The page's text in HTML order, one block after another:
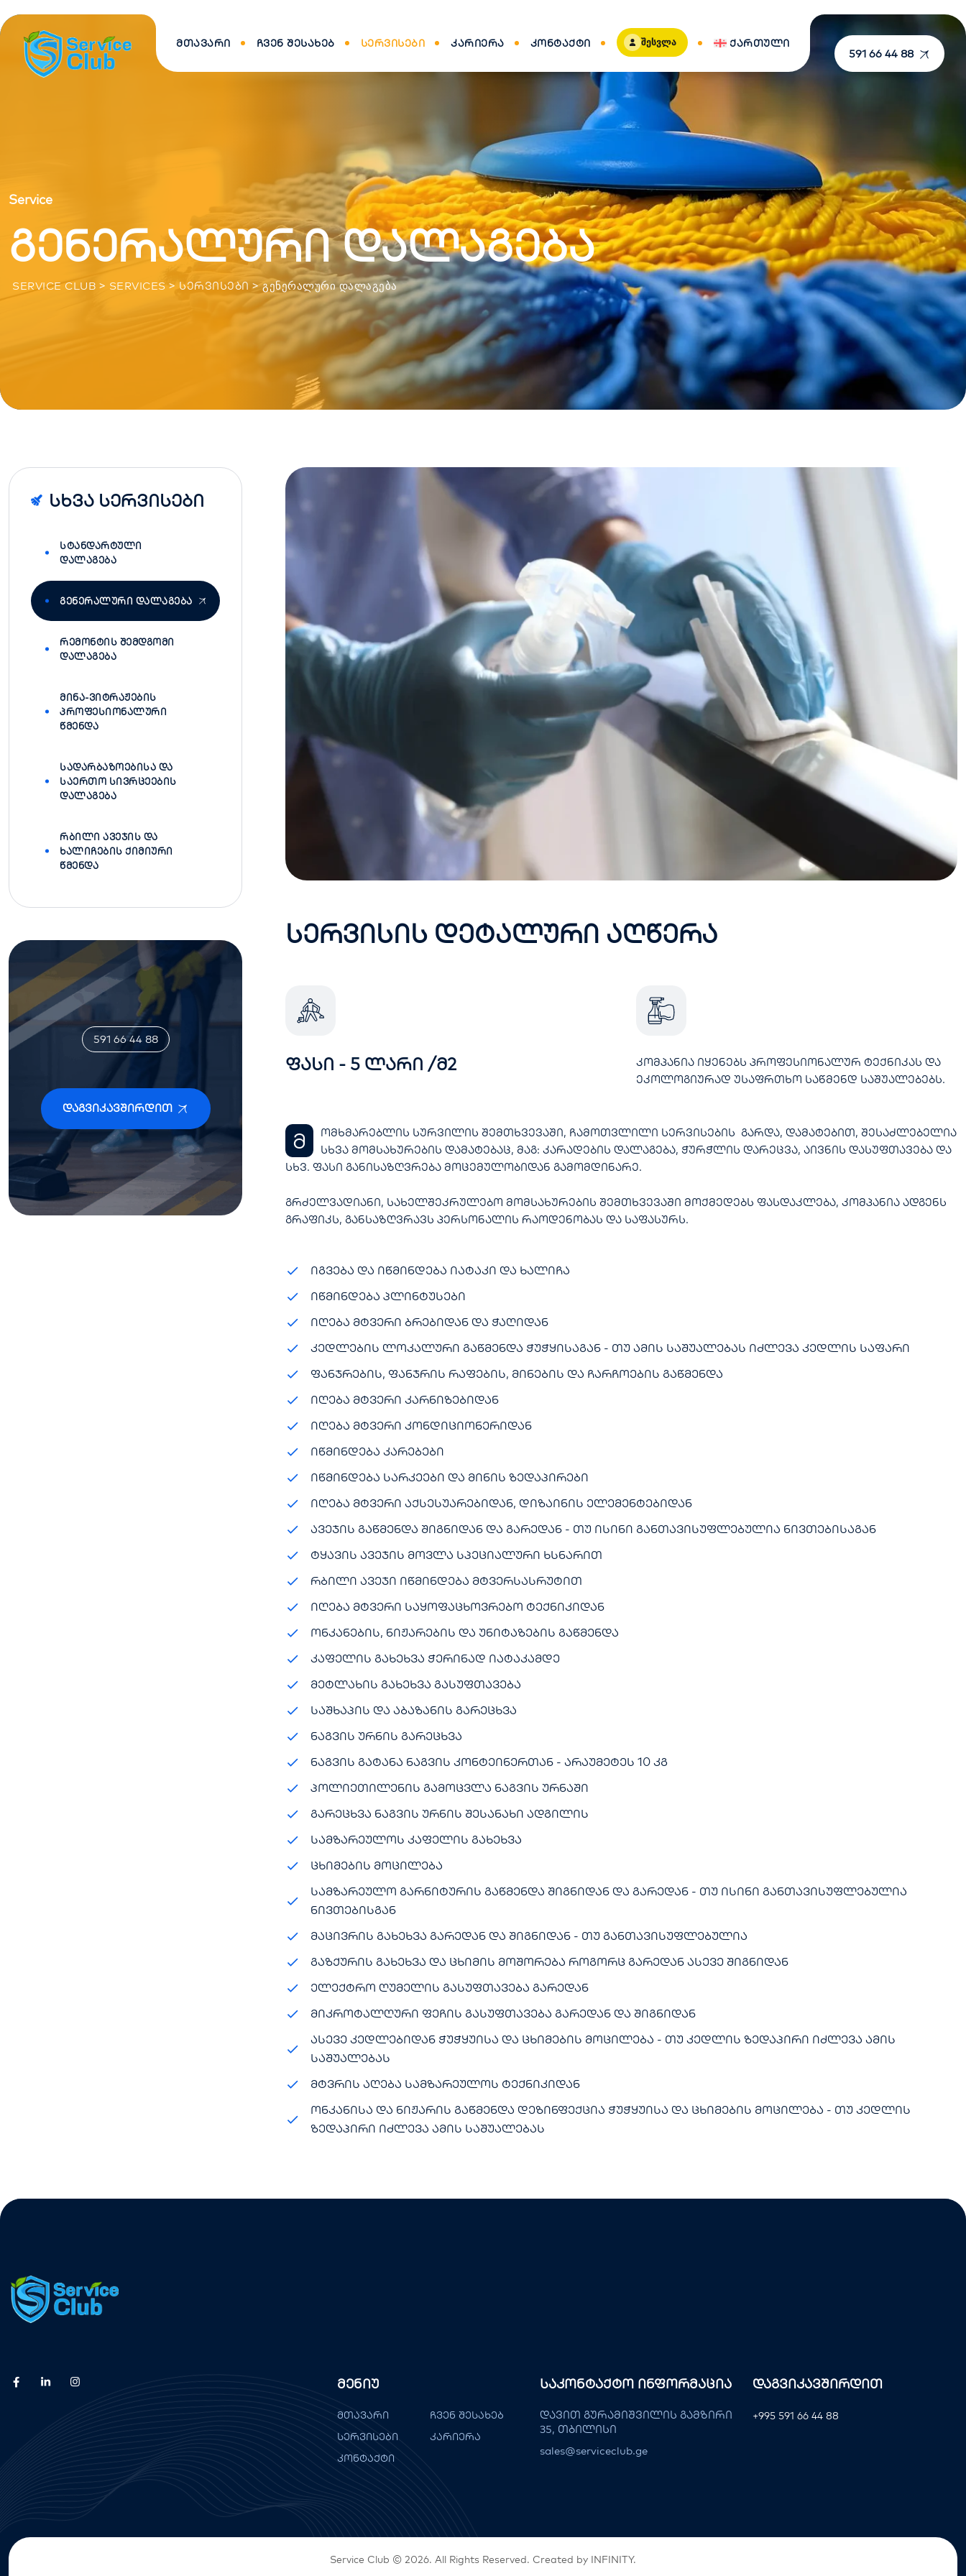
ᲛᲗᲐᲕᲐᲠᲘ ᲩᲕᲔᲜ ᲨᲔᲡᲐᲮᲔᲑ ᲡᲔᲠᲕᲘᲡᲔᲑᲘ ᲙᲐᲠᲘᲔᲠᲐ ᲙᲝᲜᲢᲐᲥᲢᲘ Შესვლა ᲥᲐᲠᲗᲣᲚᲘ
591 66 44 88
Service
გენერალური დალაგება
SERVICE CLUB > SERVICES > ᲡᲔᲠᲕᲘᲡᲔᲑᲘ>ᲒᲔᲜᲔᲠᲐᲚᲣᲠᲘ ᲓᲐᲚᲐᲒᲔᲑᲐ
სერვისის დეტალური აღწერა
ფასი - 5 ლარი /მ2
კომპანია იყენებს პროფესიონალურ ტექნიკას და
ეკოლოგიურად უსაფრთხო საწმენდ საშუალებებს.
მომხმარებლის სურვილის შემთხვევაში, ჩამოთვლილი სერვისების გარდა, დამატებით, შესაძლებელია
სხვა მომსახურების დამატებაც, მაგ: კარადების დალაგება, ჭურჭლის დარეცვა, აივნის დასუფთავება და
სხვ. ფასი განისაზღვრება მოცემულობიდან გამომდინარე.
გრძელვადიანი, სახელშეკრულებო მომსახურების შემთხვევაში მოქმედებს ფასდაკლება, კომპანია ადგენს
გრაფიკს, განსაზღვრავს პერსონალის რაოდენობას და საფასურს.
იგვება და იწმინდება იატაკი და ხალიჩა
იწმინდება პლინტუსები
იღება მტვერი ბრებიდან და ჭაღიდან
კედლების ლოკალური გაწმენდა ჭუჭყისაგან - თუ ამის საშუალებას იძლევა კედლის საფარი
ფანჯრების, ფანჯრის რაფების, მინების და ჩარჩოების გაწმენდა
იღება მტვერი კარნიზებიდან
იღება მტვერი კონდიციონერიდან
იწმინდება კარებები
იწმინდება სარკეები და მინის ზედაპირები
იღება მტვერი აქსესუარებიდან, დიზაინის ელემენტებიდან
ავეჯის გაწმენდა შიგნიდან და გარედან - თუ ისინი განთავისუფლებულია ნივთებისაგან
ტყავის ავეჯის მოვლა სპეციალური ხსნარით
რბილი ავეჯი იწმინდება მტვერსასრუტით
იღება მტვერი საყოფაცხოვრებო ტექნიკიდან
ონკანების, ნიჟარების და უნიტაზების გაწმენდა
კაფელის გახეხვა ჭერინად იატაკამდე
მეტლახის გახეხვა გასუფთავება
საშხაპის და აბაზანის გარეცხვა
ნაგვის ურნის გარეცხვა
ნაგვის გატანა ნაგვის კონტეინერთან - არაუმეტეს 10 კგ
პოლიეთილენის გამოცვლა ნაგვის ურნაში
გარეცხვა ნაგვის ურნის შესანახი ადგილის
სამზარეულოს კაფელის გახეხვა
ცხიმების მოცილება
სამზარეულო გარნიტურის გაწმენდა შიგნიდან და გარედან - თუ ისინი განთავისუფლებულია
ნივთებისგან
მაცივრის გახეხვა გარედან და შიგნიდან - თუ განთავისუფლებულია
გაზქურის გახეხვა და ცხიმის მოშორება როგორც გარედან ასევე შიგნიდან
ელექტრო ღუმელის გასუფთავება გარედან
მიკროტალღური ფეჩის გასუფთავება გარედან და შიგნიდან
ასევე კედლებიდან ჭუჭყუისა და ცხიმების მოცილება - თუ კედლის ზედაპირი იძლევა ამის
საშუალებას
მტვრის აღება სამზარეულოს ტექნიკიდან
ონკანისა და ნიჟარის გაწმენდა დეზინფექცია ჭუჭყუისა და ცხიმების მოცილება - თუ კედლის
ზედაპირი იძლევა ამის საშუალებას
Სხვა Სერვისები
ᲡᲢᲐᲜᲓᲐᲠᲢᲣᲚᲘ
ᲓᲐᲚᲐᲒᲔᲑᲐ
ᲒᲔᲜᲔᲠᲐᲚᲣᲠᲘ ᲓᲐᲚᲐᲒᲔᲑᲐ
ᲠᲔᲛᲝᲜᲢᲘᲡ ᲨᲔᲛᲓᲒᲝᲛᲘ
ᲓᲐᲚᲐᲒᲔᲑᲐ
ᲛᲘᲜᲐ-ᲕᲘᲢᲠᲐᲟᲔᲑᲘᲡ
ᲞᲠᲝᲤᲔᲡᲘᲝᲜᲐᲚᲣᲠᲘ
ᲬᲛᲔᲜᲓᲐ
ᲡᲐᲓᲐᲠᲑᲐᲖᲝᲔᲑᲘᲡᲐ ᲓᲐ
ᲡᲐᲔᲠᲗᲝ ᲡᲘᲕᲠᲪᲔᲔᲑᲘᲡ
ᲓᲐᲚᲐᲒᲔᲑᲐ
ᲠᲑᲘᲚᲘ ᲐᲕᲔᲯᲘᲡ ᲓᲐ
ᲮᲐᲚᲘᲩᲔᲑᲘᲡ ᲥᲘᲛᲘᲣᲠᲘ
ᲬᲛᲔᲜᲓᲐ
591 66 44 88
Დაგვიკავშირდით
Მენიუ
მთავარი
ჩვენ შესახებ
სერვისები
კარიერა
კონტაქტი
Საკონტაქტო Ინფორმაცია
დავით გურამიშვილის გამზირი
35, თბილისი
sales@serviceclub.ge
Დაგვიკავშირდით
+995 591 66 44 88
Service Club © 2026. All Rights Reserved. Created by INFINITY.